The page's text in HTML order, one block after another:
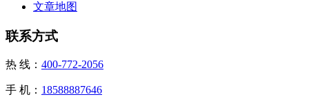
文章地图
联系方式
热 线： 400-772-2056
手 机： 18588887646